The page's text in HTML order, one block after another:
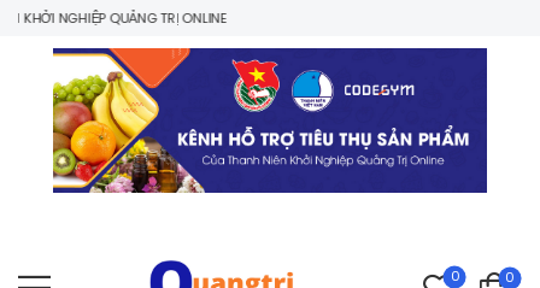
NGHIỆP QUẢNG TRỊ ONLINE
0 0